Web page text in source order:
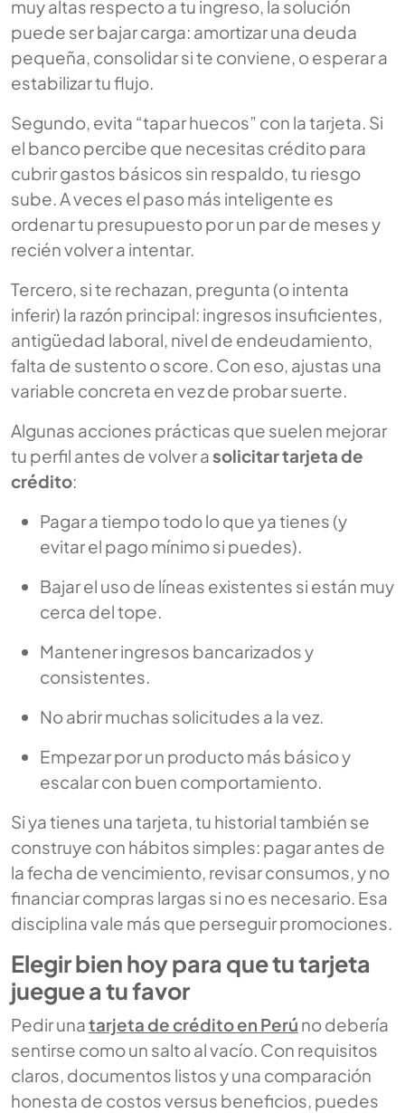
muy altas respecto a tu ingreso, la solución
puede ser bajar carga: amortizar una deuda
pequeña, consolidar si te conviene, o esperar a
estabilizar tu flujo.
Segundo, evita “tapar huecos” con la tarjeta. Si
el banco percibe que necesitas crédito para
cubrir gastos básicos sin respaldo, tu riesgo
sube. A veces el paso más inteligente es
ordenar tu presupuesto por un par de meses y
recién volver a intentar.
Tercero, si te rechazan, pregunta (o intenta
inferir) la razón principal: ingresos insuficientes,
antigüedad laboral, nivel de endeudamiento,
falta de sustento o score. Con eso, ajustas una
variable concreta en vez de probar suerte.
Algunas acciones prácticas que suelen mejorar
tu perfil antes de volver asolicitar tarjeta de
crédito:
Pagar a tiempo todo lo que ya tienes (y
evitar el pago mínimo si puedes).
Bajar el uso de líneas existentes si están muy
cerca del tope.
Mantener ingresos bancarizados y
consistentes.
No abrir muchas solicitudes a la vez.
Empezar por un producto más básico y
escalar con buen comportamiento.
Si ya tienes una tarjeta, tu historial también se
construye con hábitos simples: pagar antes de
la fecha de vencimiento, revisar consumos, y no
financiar compras largas si no es necesario. Esa
disciplina vale más que perseguir promociones.
Elegir bien hoy para que tu tarjeta
juegue a tu favor
Pedir unatarjeta de crédito en Perú no debería
sentirse como un salto al vacío. Con requisitos
claros, documentos listos y una comparación
honesta de costos versus beneficios, puedes